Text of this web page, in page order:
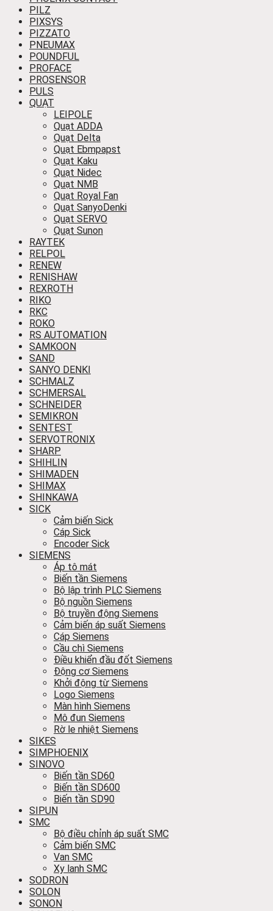
PILZ
PIXSYS
PIZZATO
PNEUMAX
POUNDFUL
PROFACE
PROSENSOR
PULS
QUẠT
LEIPOLE
Quạt ADDA
Quạt Delta
Quạt Ebmpapst
Quạt Kaku
Quạt Nidec
Quạt NMB
Quạt Royal Fan
Quạt SanyoDenki
Quạt SERVO
Quạt Sunon
RAYTEK
RELPOL
RENEW
RENISHAW
REXROTH
RIKO
RKC
ROKO
RS AUTOMATION
SAMKOON
SAND
SANYO DENKI
SCHMALZ
SCHMERSAL
SCHNEIDER
SEMIKRON
SENTEST
SERVOTRONIX
SHARP
SHIHLIN
SHIMADEN
SHIMAX
SHINKAWA
SICK
Cảm biến Sick
Cáp Sick
Encoder Sick
SIEMENS
Áp tô mát
Biến tần Siemens
Bộ lập trình PLC Siemens
Bộ nguồn Siemens
Bộ truyền động Siemens
Cảm biến áp suất Siemens
Cáp Siemens
Cầu chì Siemens
Điều khiển đầu đốt Siemens
Động cơ Siemens
Khởi động từ Siemens
Logo Siemens
Màn hình Siemens
Mô đun Siemens
Rờ le nhiệt Siemens
SIKES
SIMPHOENIX
SINOVO
Biến tần SD60
Biến tần SD600
Biến tần SD90
SIPUN
SMC
Bộ điều chỉnh áp suất SMC
Cảm biến SMC
Van SMC
Xy lanh SMC
SODRON
SOLON
SONON